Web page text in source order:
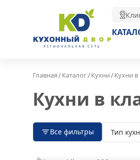
Главная/Каталог/Кухни/Кухни в
Кухни в
Все фильтры Тип